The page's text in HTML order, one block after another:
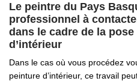
Le peintre du Pays
professionnel à
dans le cadre de la
d’intérieur
Dans le cas où vous procédez
peinture d’intérieur, ce travail